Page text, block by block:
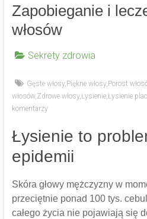
Zapobieganie i
włosów
Sekrety zdrowia
Gęste włosy, Piękne włosy, Porost
włosów,Zdrowe włosy,Łysienie,Łysienie
komentarzy
Łysienie to
epidemii
Skóra głowy mężczyzny w
przeciętnie ponad 100 tys.
całego życia nie pojawiają się